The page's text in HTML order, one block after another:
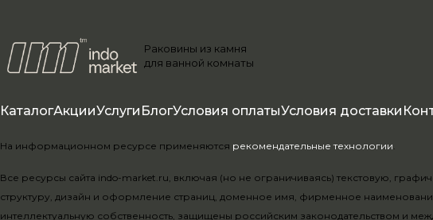
Раковины из камня
для ванной комнаты
КаталогАкцииУслуги БлогУсловия оплатыУсловия доставки
На информационном ресурсе применяются рекомендательные технологии.
Все ресурсы сайта indo-market.ru, включая (но не ограничиваясь) текстовую,
структуру, дизайн и оформление страниц, доменное имя, фирменное
интеллектуальную собственность, защищены российским законодательством и